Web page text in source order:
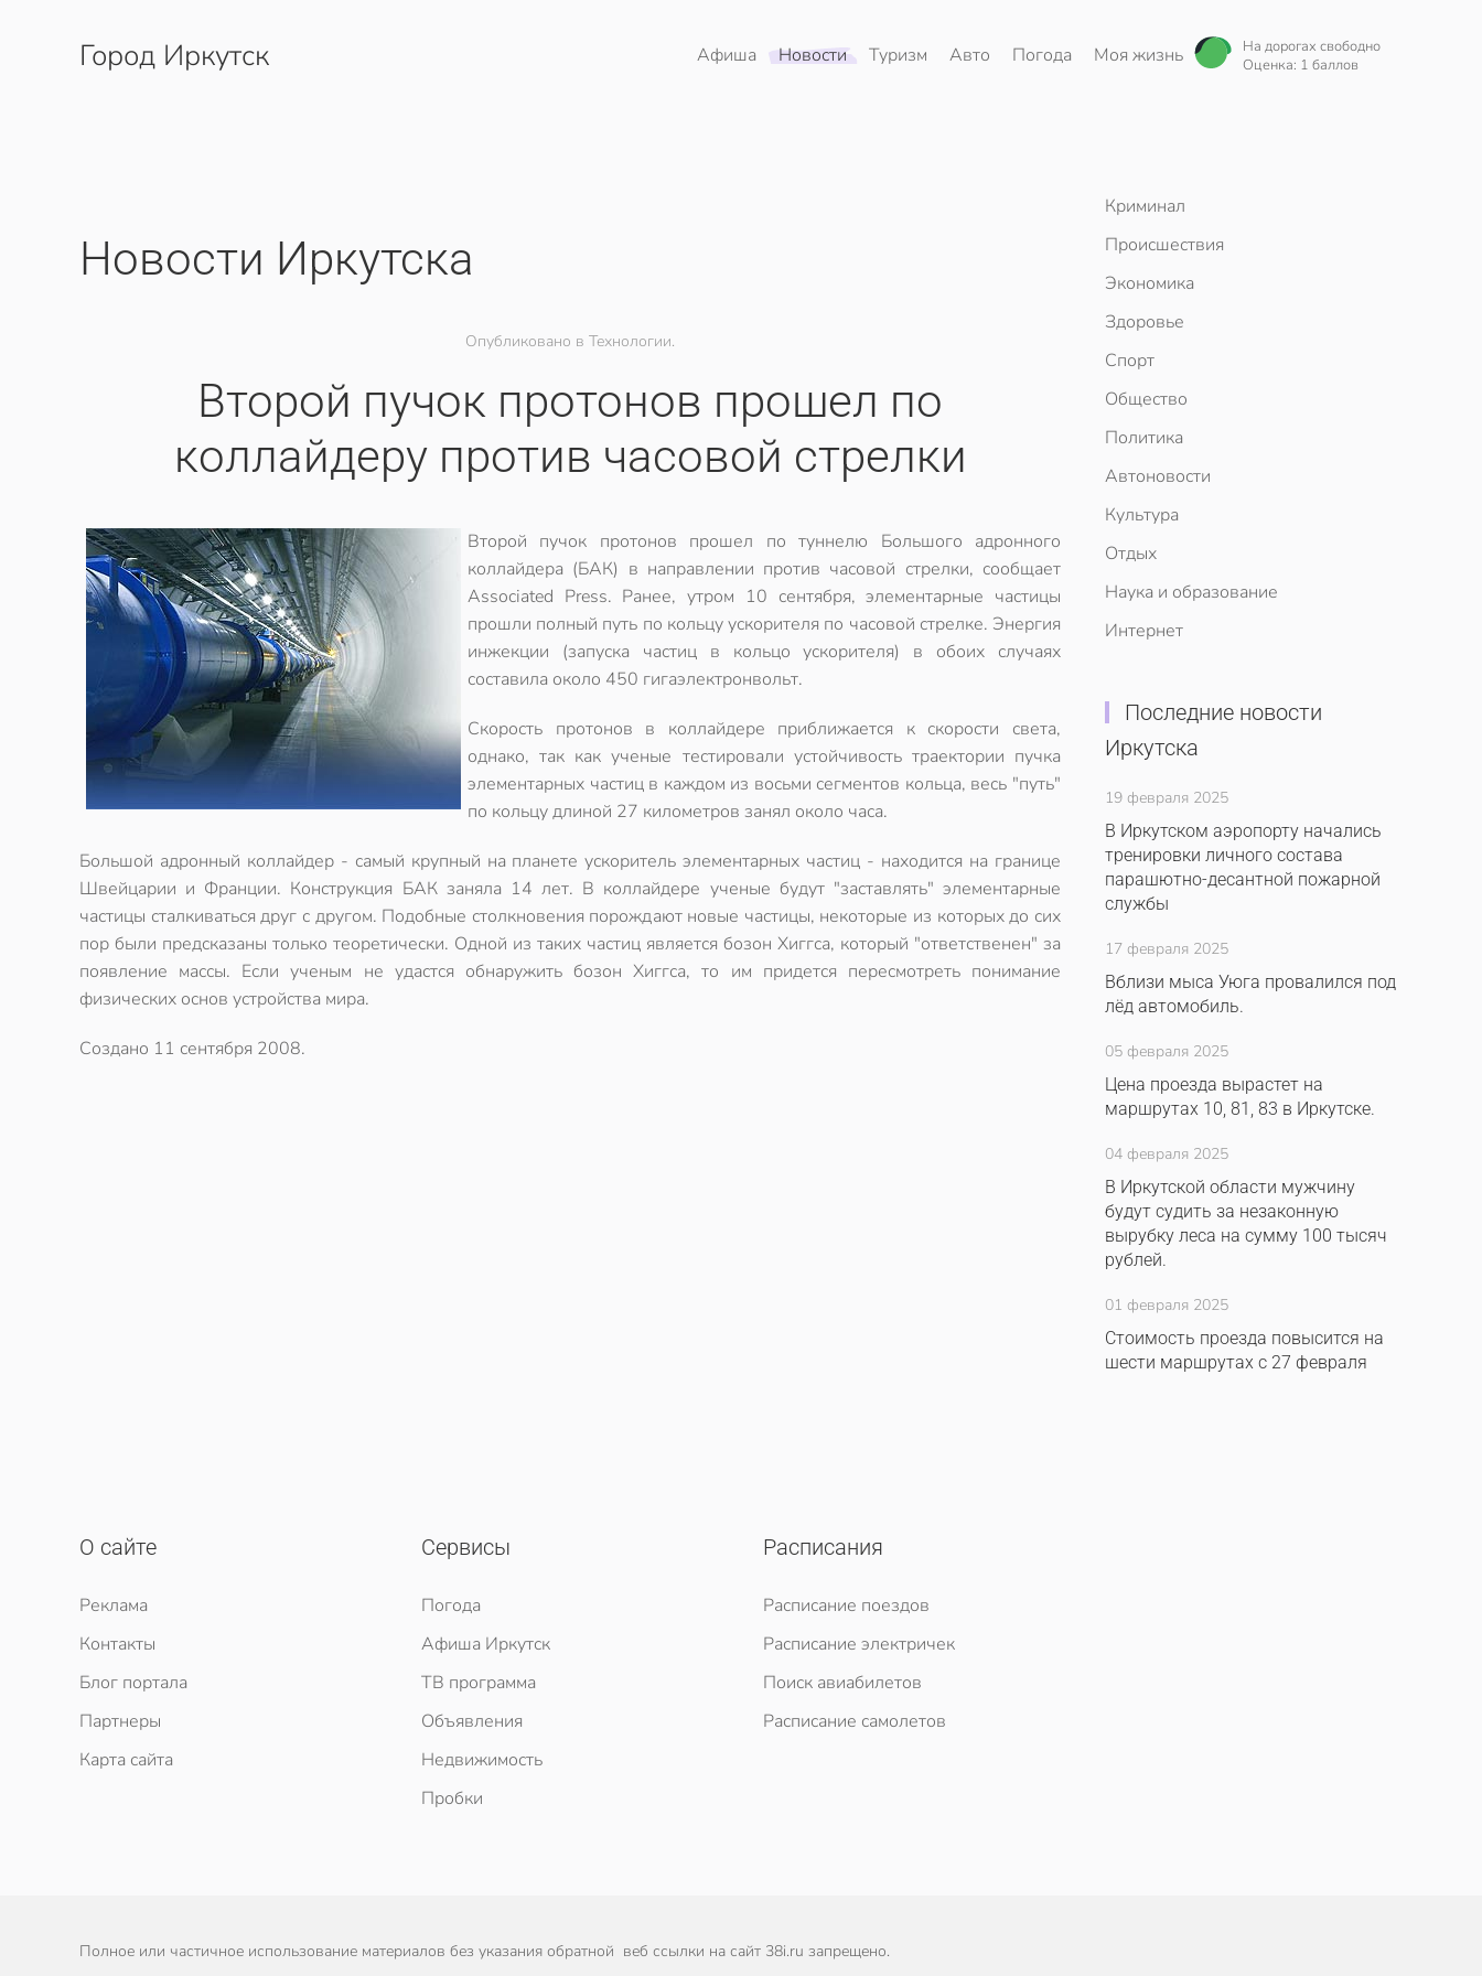
Перейти к содержимому
Город Иркутск Афиша Новости Туризм Авто Погода Моя жизнь
На дорогах свободно
Оценка: 1 баллов
Новости Иркутска
Опубликовано в Технологии.
Второй пучок протонов прошел по
коллайдеру против часовой стрелки
Второй пучок протонов прошел по туннелю Большого адронного
коллайдера (БАК) в направлении против часовой стрелки, сообщает
Associated Press. Ранее, утром 10 сентября, элементарные частицы
прошли полный путь по кольцу ускорителя по часовой стрелке. Энергия
инжекции (запуска частиц в кольцо ускорителя) в обоих случаях
составила около 450 гигаэлектронвольт.
Скорость протонов в коллайдере приближается к скорости света,
однако, так как ученые тестировали устойчивость траектории пучка
элементарных частиц в каждом из восьми сегментов кольца, весь "путь"
по кольцу длиной 27 километров занял около часа.
Большой адронный коллайдер - самый крупный на планете ускоритель элементарных частиц - находится на границе
Швейцарии и Франции. Конструкция БАК заняла 14 лет. В коллайдере ученые будут "заставлять" элементарные
частицы сталкиваться друг с другом. Подобные столкновения порождают новые частицы, некоторые из которых до сих
пор были предсказаны только теоретически. Одной из таких частиц является бозон Хиггса, который "ответственен" за
появление массы. Если ученым не удастся обнаружить бозон Хиггса, то им придется пересмотреть понимание
физических основ устройства мира.
Создано 11 сентября 2008.
Криминал
Происшествия
Экономика
Здоровье
Спорт
Общество
Политика
Автоновости
Культура
Отдых
Наука и образование
Интернет
Последние новости
Иркутска
19 февраля 2025
В Иркутском аэропорту начались
тренировки личного состава
парашютно-десантной пожарной
службы
17 февраля 2025
Вблизи мыса Уюга провалился под
лёд автомобиль.
05 февраля 2025
Цена проезда вырастет на
маршрутах 10, 81, 83 в Иркутске.
04 февраля 2025
В Иркутской области мужчину
будут судить за незаконную
вырубку леса на сумму 100 тысяч
рублей.
01 февраля 2025
Стоимость проезда повысится на
шести маршрутах с 27 февраля
О сайте
Реклама
Контакты
Блог портала
Партнеры
Карта сайта
Сервисы
Погода
Афиша Иркутск
ТВ программа
Объявления
Недвижимость
Пробки
Расписания
Расписание поездов
Расписание электричек
Поиск авиабилетов
Расписание самолетов
Полное или частичное использование материалов без указания обратной веб ссылки на сайт 38i.ru запрещено.